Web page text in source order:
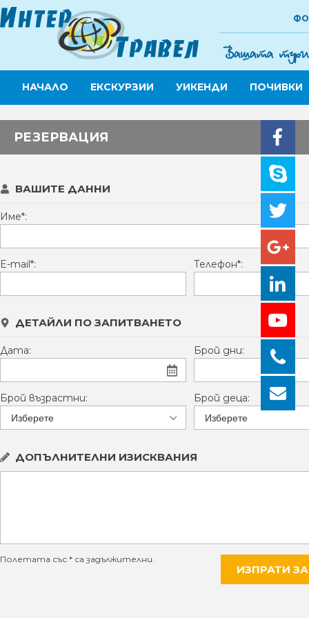
НАЧАЛО ЕКСКУРЗИИ УИКЕНДИ ПОЧИВКИ
РЕЗЕРВАЦИЯ
ВАШИТЕ ДАННИ
Име*:
E-mail*: Телефон*:
ДЕТАЙЛИ ПО ЗАПИТВАНЕТО
Дата: Брой дни:
Брой възрастни: Брой деца:
ДОПЪЛНИТЕЛНИ ИЗИСКВАНИЯ
Полетата със * са задължителни.